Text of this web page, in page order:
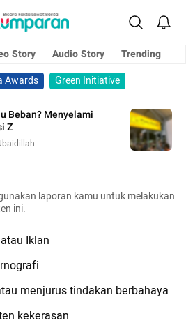
Story Audio Story
Trending
Awards
Green Initiative
Beban? Menyelami
Z
laporan kamu untuk melakukan
ini.
Iklan
menjurus tindakan berbahaya
kekerasan